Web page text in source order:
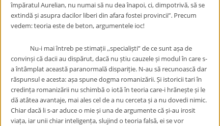
împăratul Aurelian, nu numai să nu dea înapoi, ci, dimpotrivă, să se
extindă și asupra dacilor liberi din afara fostei provincii”. Precum
vedem: teoria este de beton, argumentele ioc!
Nu-i mai întreb pe stimații ,,specialiști” de ce sunt așa de
convinși că dacii au dispărut, dacă nu știu cauzele și modul în care s-
a întâmplat această paranormală dispariție. N-au să recunoască dar
răspunsul e acesta: așa spune dogma romanizării. Și istoricii tari în
credința romanizării nu schimbă o iotă în teoria care-i hrănește și le
dă atâtea avantaje, mai ales cel de a nu cerceta și a nu dovedi nimic.
Chiar dacă li s-ar aduce o mie și una de argumente că și-au irosit
viața, iar unii chiar inteligența, slujind o teoria falsă, ei se vor